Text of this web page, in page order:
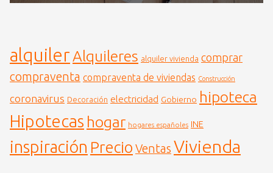
alquilerAlquileres alquiler vivienda comprar
compraventa compraventa de viviendas Construcción
coronavirus Decoración electricidad Gobierno hipoteca
Hipotecas hogar hogares españoles INE
inspiración Precio Ventas Vivienda